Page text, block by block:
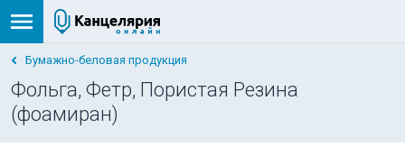
Бумажно-беловая продукция
Фольга, Фетр, Пористая Резина
(фоамиран)